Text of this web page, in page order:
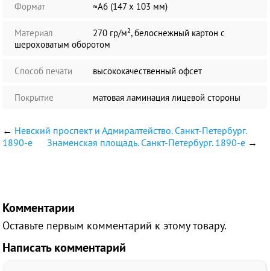
Формат ≈А6 (147 х 103 мм)
Материал
270 гр/м², белоснежный картон с
шероховатым оборотом
Способ печати высококачественный офсет
Покрытие матовая ламинация лицевой стороны
← Невский проспект и Адмиралтейство. Санкт-Петербург.
1890-е
Знаменская площадь. Санкт-Петербург. 1890-е →
Комментарии
Оставьте первым комментарий к этому товару.
Написать комментарий